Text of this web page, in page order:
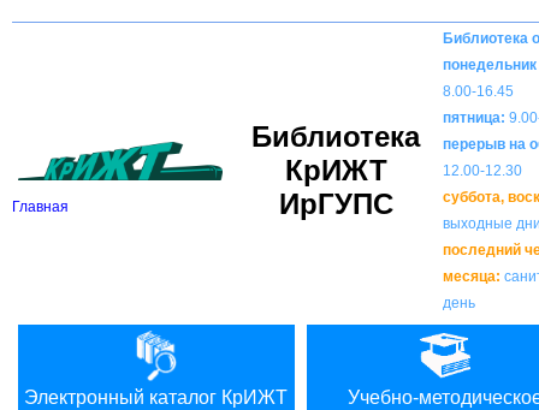
Версия для слабовидящих: Вкл Изображения:
Главная
Библиотека
КрИЖТ
ИрГУПС
Библиотека
понедельник
8.00-16.45
пятница:
перерыв на
12.00-12.30
суббота,
выходные
последний
месяца:
день
Электронный каталог КрИЖТ
Учебно-